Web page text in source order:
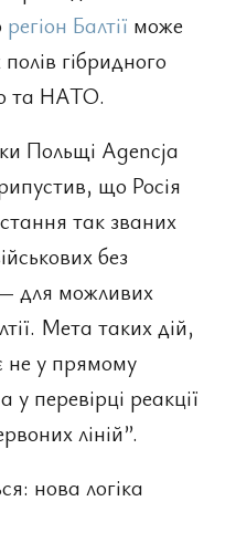
регіон Балтії може
гібридного
та НАТО.
Польщі Agencja
що Росія
так званих
без
— для можливих
Мета таких дій,
не у прямому
перевірці реакції
ліній”.
нова логіка